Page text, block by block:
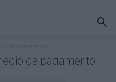
de pagamento
de pagamento